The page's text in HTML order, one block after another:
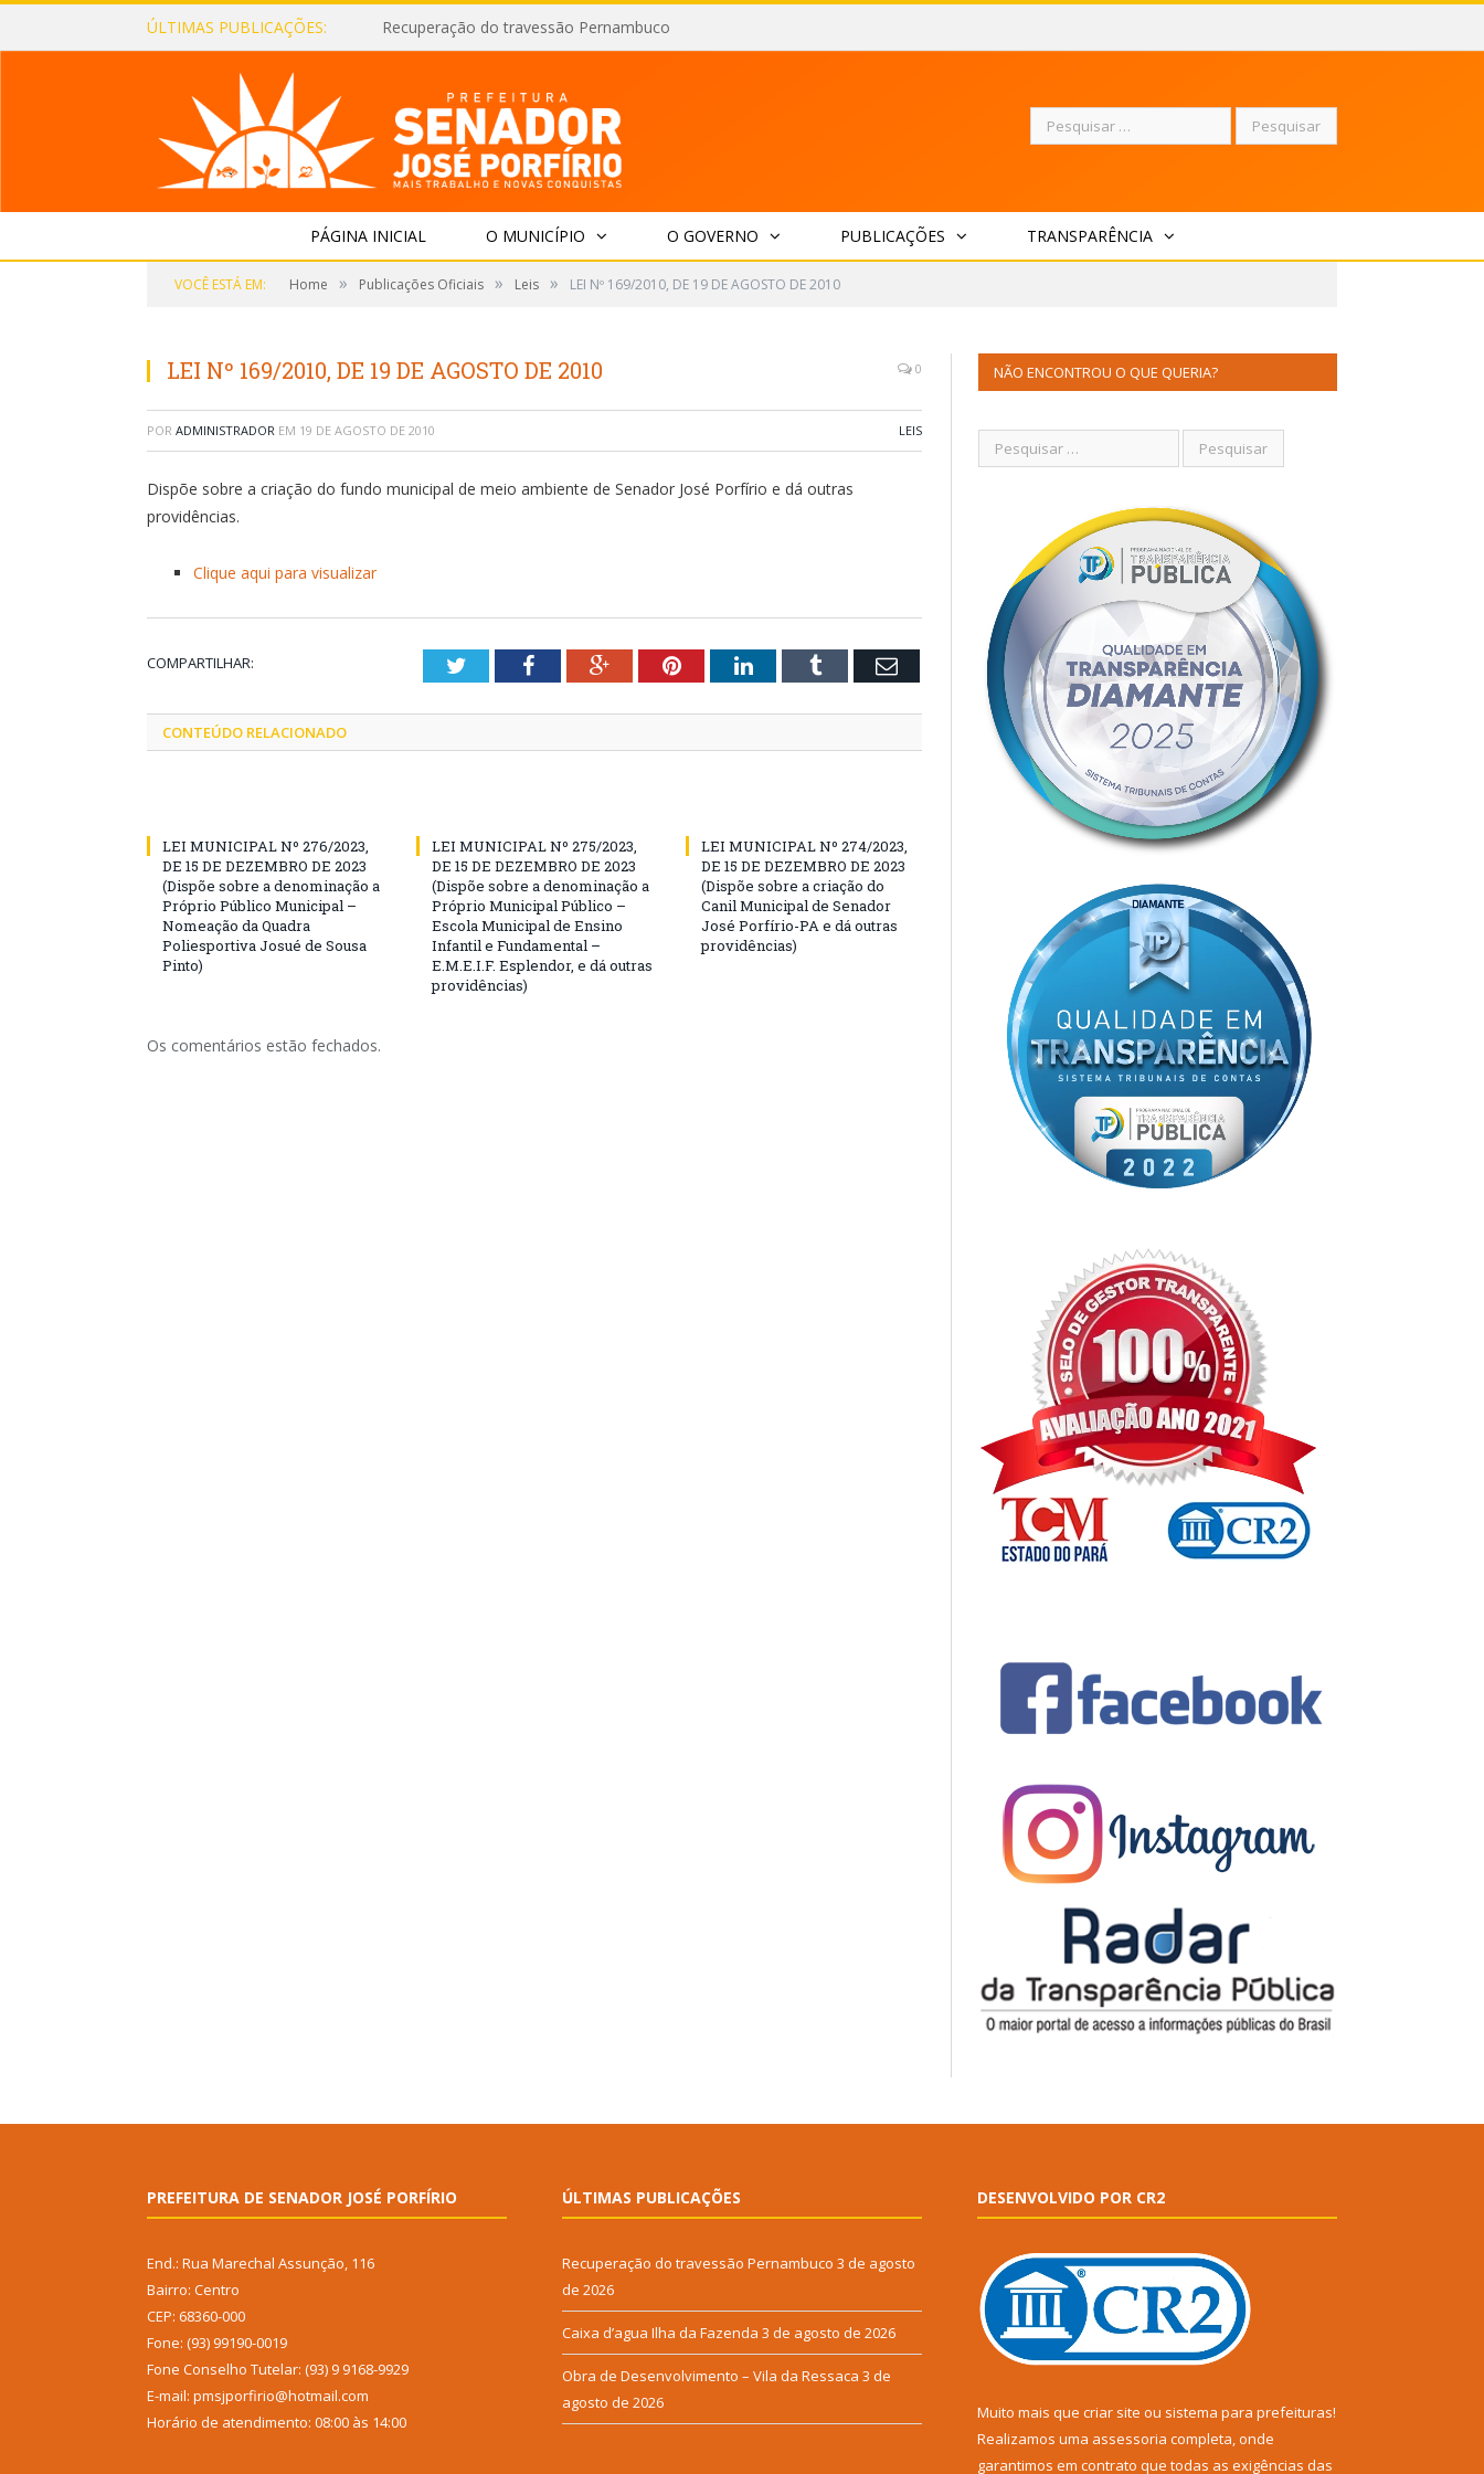
ÚLTIMAS PUBLICAÇÕES: Recuperação do travessão Pernambuco
Pesquisar
PÁGINA INICIAL O MUNICÍPIO O GOVERNO PUBLICAÇÕES TRANSPARÊNCIA
VOCÊ ESTÁ EM: Home » Publicações Oficiais » Leis » LEI Nº 169/2010, DE 19 DE AGOSTO DE 2010
LEI Nº 169/2010, DE 19 DE AGOSTO DE 2010 0
POR ADMINISTRADOR EM 19 DE AGOSTO DE 2010 LEIS
Dispõe sobre a criação do fundo municipal de meio ambiente de Senador José Porfírio e dá outras
providências.
Clique aqui para visualizar
COMPARTILHAR: TwitterFacebookGoogle+PinterestLinkedInTumblr Email
CONTEÚDO RELACIONADO
LEI MUNICIPAL Nº 276/2023,
DE 15 DE DEZEMBRO DE 2023
(Dispõe sobre a denominação a
Próprio Público Municipal –
Nomeação da Quadra
Poliesportiva Josué de Sousa
Pinto)
LEI MUNICIPAL Nº 275/2023,
DE 15 DE DEZEMBRO DE 2023
(Dispõe sobre a denominação a
Próprio Municipal Público –
Escola Municipal de Ensino
Infantil e Fundamental –
E.M.E.I.F. Esplendor, e dá outras
providências)
LEI MUNICIPAL Nº 274/2023,
DE 15 DE DEZEMBRO DE 2023
(Dispõe sobre a criação do
Canil Municipal de Senador
José Porfírio-PA e dá outras
providências)
Os comentários estão fechados.
NÃO ENCONTROU O QUE QUERIA?
PREFEITURA DE SENADOR JOSÉ PORFÍRIO
End.: Rua Marechal Assunção, 116
Bairro: Centro
CEP: 68360-000
Fone: (93) 99190-0019
Fone Conselho Tutelar: (93) 9 9168-9929
E-mail: pmsjporfirio@hotmail.com
Horário de atendimento: 08:00 às 14:00
ÚLTIMAS PUBLICAÇÕES
Recuperação do travessão Pernambuco 3 de agosto
de 2026
Caixa d’agua Ilha da Fazenda 3 de agosto de 2026
Obra de Desenvolvimento – Vila da Ressaca 3 de
agosto de 2026
DESENVOLVIDO POR CR2
Muito mais que criar site ou sistema para prefeituras!
Realizamos uma assessoria completa, onde
garantimos em contrato que todas as exigências das